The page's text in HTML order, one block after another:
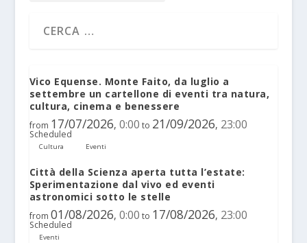
Vico Equense. Monte Faito, da luglio a
settembre un cartellone di eventi tra natura,
cultura, cinema e benessere
from 17/07/2026, 0:00 to 21/09/2026, 23:00
Scheduled
Cultura Eventi
Città della Scienza aperta tutta l’estate:
Sperimentazione dal vivo ed eventi
astronomici sotto le stelle
from 01/08/2026, 0:00 to 17/08/2026, 23:00
Scheduled
Eventi